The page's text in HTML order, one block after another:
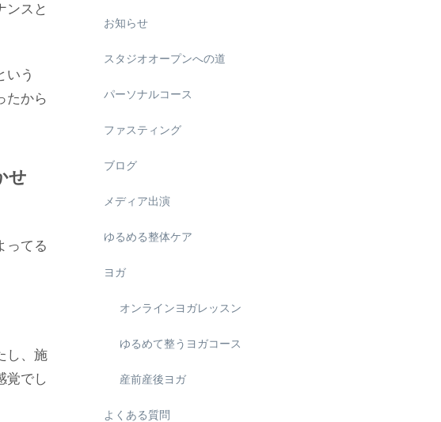
ンスと
いう
たから
せ
ってる
し、施
覚でし
お知らせ
スタジオオープンへの道
パーソナルコース
ファスティング
ブログ
メディア出演
ゆるめる整体ケア
ヨガ
オンラインヨガレッスン
ゆるめて整うヨガコース
産前産後ヨガ
よくある質問